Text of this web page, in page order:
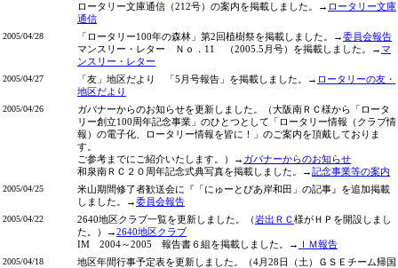
ロータリー文庫通信（212号）の案内を掲載しました。→ ロータリー文庫
通信
2005/04/28 「ロータリー100年の森林」第2回植樹祭を掲載しました。→委員会報告
マンスリー・レター Ｎｏ．11 （2005.5月号）を掲載しました。→マ
ンスリー・レター
2005/04/27 「友」地区だより 「5月号報告」を掲載しました。→ ロータリーの友・
地区だより
2005/04/26
ガバナーからのお知らせを更新しました。（大阪南ＲＣ様から「ロータ
リー創立100周年記念事業」のひとつとして「ロータリー情報（クラブ情
報）の電子化、ロータリー情報を皆に！」のご案内を頂戴しておりま
す。
ご参考までにご紹介いたします。）→ ガバナーからのお知らせ
和泉南ＲＣ２０周年記念式典写真を掲載しました。→記念事業等の案内
2005/04/25
米山期間修了者歓送会に『「にゅーとぴあ岸和田」の記事』を追加掲載
しました。→委員会報告
2005/04/22 2640地区クラブ一覧を更新しました。（岩出ＲＣ様がＨＰを開設しまし
た。）→2640地区クラブ
IM 2004～2005 報告書６組を掲載しました。→ ＩＭ報告
2005/04/18
地区年間行事予定表を更新しました。（4月28日（土）ＧＳＥチーム帰国